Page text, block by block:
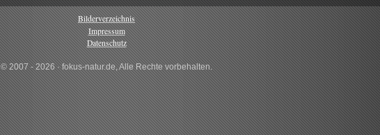
Bilderverzeichnis
Impressum
Datenschutz
© 2007 - 2026 · fokus-natur.de, Alle Rechte vorbehalten.